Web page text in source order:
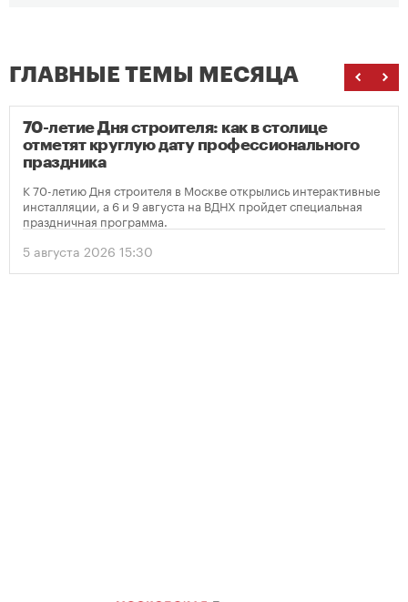
ГЛАВНЫЕ ТЕМЫ МЕСЯЦА
70-летие Дня строителя: как в столице
отметят круглую дату профессионального
праздника
К 70-летию Дня строителя в Москве открылись интерактивные
инсталляции, а 6 и 9 августа на ВДНХ пройдет специальная
праздничная программа.
5 августа 2026 15:30